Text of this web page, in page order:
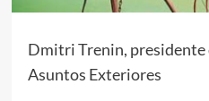
Dmitri Trenin, presidente
Asuntos Exteriores